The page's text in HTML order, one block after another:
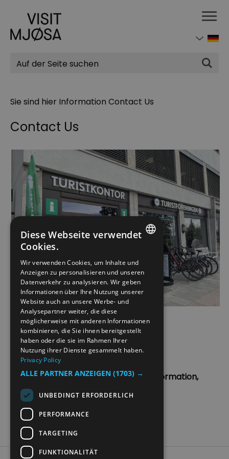
Suchen
Sie sind hier Information Contact Us
Contact Us
Telefon:+47612 89 800
Email:post@radareiseliv.no
Adresse:Hamarregionen Touristeninformation,
Strandgata 45, 2317 Hamar
NORWEGIAN
GERMAN
Diese Webseite verwendet
Cookies.
Wir verwenden Cookies, um Inhalte und
Anzeigen zu personalisieren und unseren
Datenverkehr zu analysieren. Wir geben
Informationen über Ihre Nutzung unserer
Website auch an unsere Werbe- und
Analysepartner weiter, die diese
möglicherweise mit anderen Informationen
kombinieren, die Sie ihnen bereitgestellt
haben oder die sie im Rahmen Ihrer
Nutzung ihrer Dienste gesammelt haben.
Privacy Policy
ALLE PARTNER ANZEIGEN (1703) →
UNBEDINGT ERFORDERLICH
PERFORMANCE
TARGETING
FUNKTIONALITÄT